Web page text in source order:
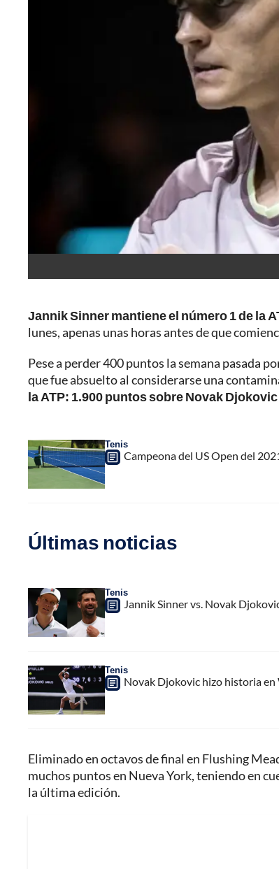
Jannik Sinner mantiene el número 1 de la
lunes, apenas unas horas antes de que
Pese a perder 400 puntos la semana pasada
que fue absuelto al considerarse una
la ATP: 1.900 puntos sobre Novak Djokovic
Tenis
Campeona del US Open del
Últimas noticias
Tenis
Jannik Sinner vs. Novak
Tenis
Novak Djokovic hizo historia en
Eliminado en octavos de final en Flushing
muchos puntos en Nueva York, teniendo en
la última edición.